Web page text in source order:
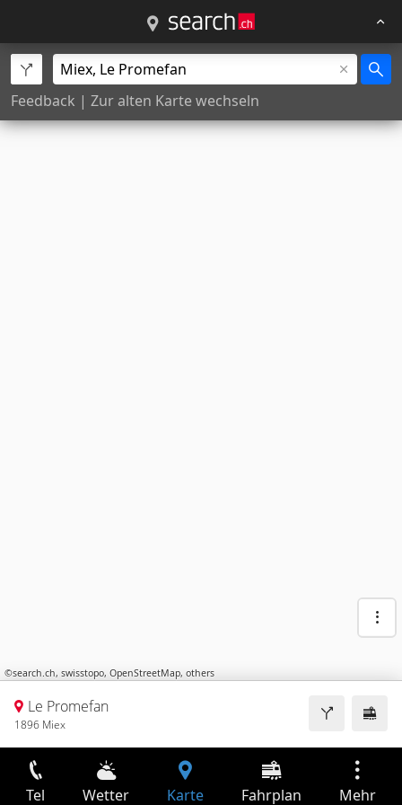
Feedback | Zur alten Karte wechseln
©search.ch, swisstopo, OpenStreetMap, others
Le Promefan
1896 Miex
Tel Wetter Karte Fahrplan Mehr